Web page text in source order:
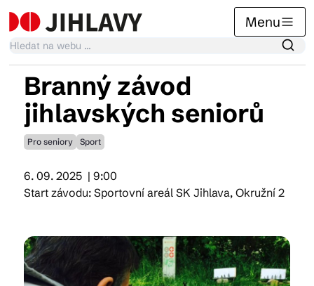
Menu
Kalendář akcí
Tradiční akce
Suvenýry
Branný závod
jihlavských seniorů
Pro seniory Sport
6. 09. 2025 | 9:00
Start závodu: Sportovní areál SK Jihlava, Okružní 2